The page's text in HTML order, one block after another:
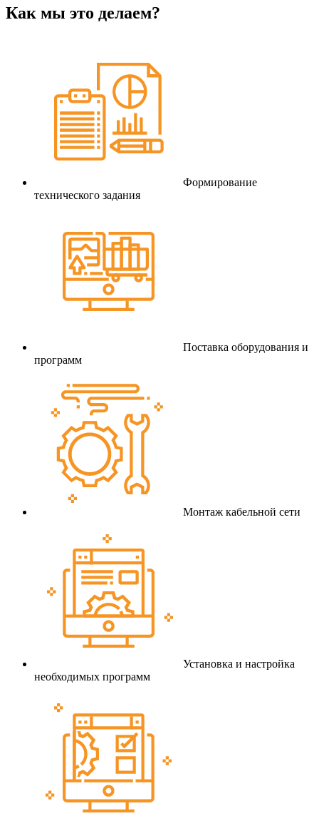
Как мы это делаем?
Формирование
технического задания
Поставка оборудования и
программ
Монтаж кабельной сети
Установка и настройка
необходимых программ